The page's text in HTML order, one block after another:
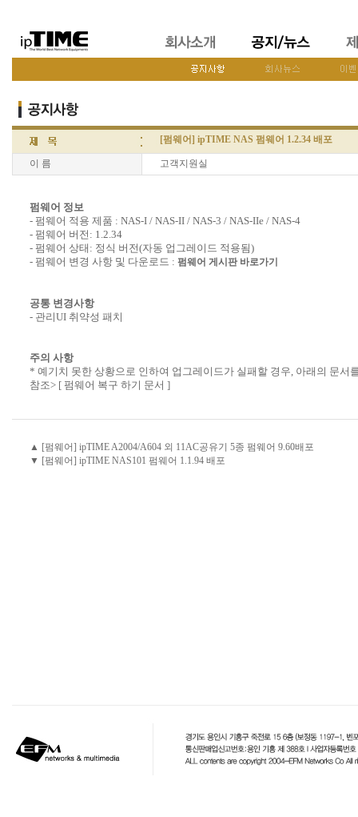
[펌웨어] ipTIME NAS 펌웨어 1.2.34 배포
이 름 고객지원실
펌웨어 정보
- 펌웨어 적용 제품 : NAS-I / NAS-II / NAS-3 / NAS-IIe / NAS-4
- 펌웨어 버전: 1.2.34
- 펌웨어 상태: 정식 버전(자동 업그레이드 적용됨)
- 펌웨어 변경 사항 및 다운로드 : 펌웨어 게시판 바로가기
공통 변경사항
- 관리UI 취약성 패치
주의 사항
* 예기치 못한 상황으로 인하여 업그레이드가 실패할 경우, 아래의 문서
참조> [ 펌웨어 복구 하기 문서 ]
▲ [펌웨어] ipTIME A2004/A604 외 11AC공유기 5종 펌웨어 9.60배포
▼ [펌웨어] ipTIME NAS101 펌웨어 1.1.94 배포